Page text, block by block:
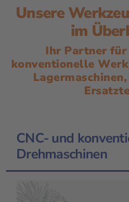
Unsere
im
Ihr Partner für
konventionelle
CNC- und
Drehmaschinen